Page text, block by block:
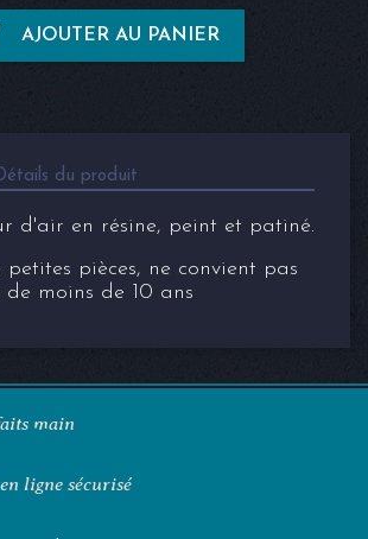
AJOUTER AU PANIER
du produit
d'air en résine, peint et patiné.
pièces, ne convient pas
de moins de 10 ans
main
ligne sécurisé